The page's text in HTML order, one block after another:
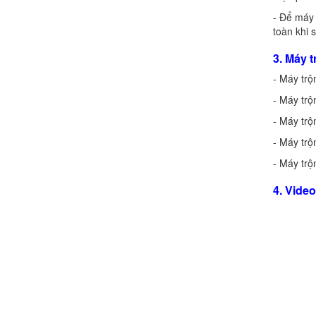
- Để máy
toàn khi
3. Máy
- Máy
- Máy
- Máy
- Máy
- Máy
4.